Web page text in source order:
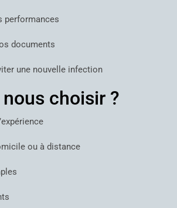
performances
documents
une nouvelle infection
choisir ?
ou à distance